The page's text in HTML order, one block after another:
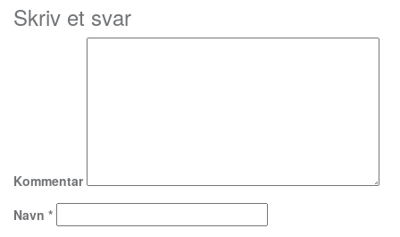
Skriv et svar
Kommentar
Navn *